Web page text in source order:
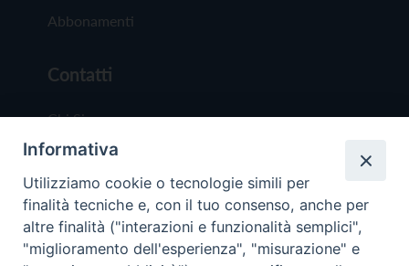
Abbonamenti
Contatti
Chi Siamo
Redazione
Scrivici
Informativa
Utilizziamo cookie o tecnologie simili per
finalità tecniche e, con il tuo consenso, anche per
altre finalità ("interazioni e funzionalità semplici",
"miglioramento dell'esperienza", "misurazione" e